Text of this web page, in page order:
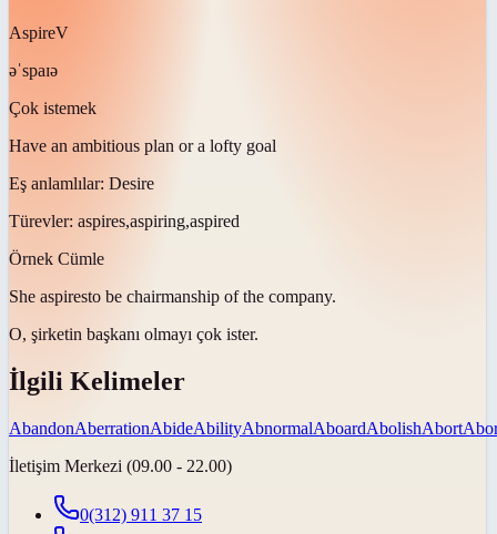
AspireV
əˈspaɪə
Çok istemek
Have an ambitious plan or a lofty goal
Eş anlamlılar: Desire
Türevler: aspires,aspiring,aspired
Örnek Cümle
She aspiresto be chairmanship of the company.
O, şirketin başkanı olmayı çok ister.
İlgili Kelimeler
AbandonAberrationAbideAbilityAbnormalAboardAbolishAbort
İletişim Merkezi (09.00 - 22.00)
0(312) 911 37 15